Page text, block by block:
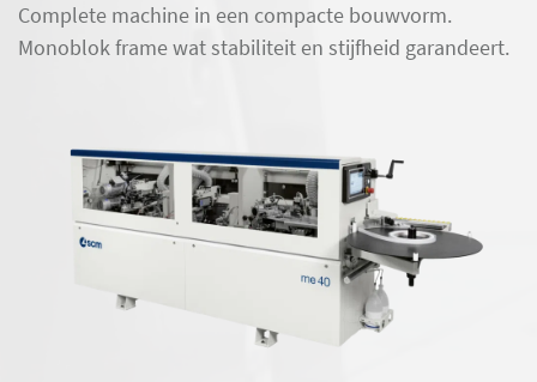
Complete machine in een compacte bouwvorm.
Monoblok frame wat stabiliteit en stijfheid garandeert.